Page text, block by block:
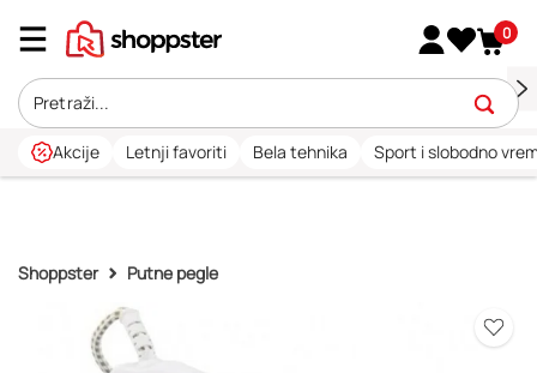
0
Akcije Letnji favoriti Bela tehnika Sport i slobodno
Shoppster Putne pegle